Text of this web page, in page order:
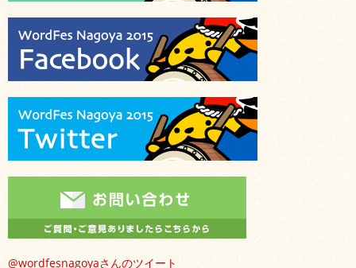
@wordfesnagoyaさんのツイート